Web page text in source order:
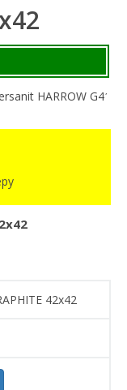
HARROW G412
42x42